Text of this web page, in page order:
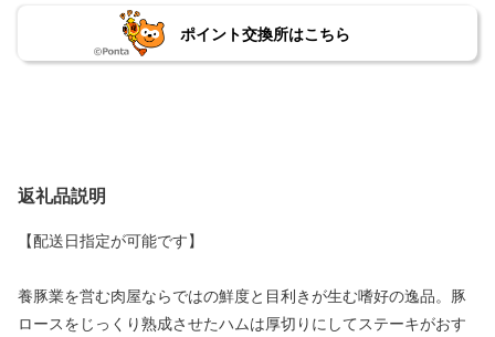
ポイント交換所はこちら
返礼品説明
【配送日指定が可能です】
養豚業を営む肉屋ならではの鮮度と目利きが生む嗜好の逸品。豚
ロースをじっくり熟成させたハムは厚切りにしてステーキがおす